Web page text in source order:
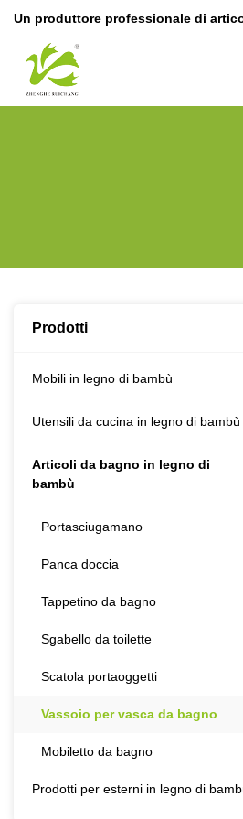
Un produttore professionale di
Prodotti
Mobili in legno di bambù
Utensili da cucina in legno di bambù
Articoli da bagno in legno di
bambù
Portasciugamano
Panca doccia
Tappetino da bagno
Sgabello da toilette
Scatola portaoggetti
Vassoio per vasca da bagno
Mobiletto da bagno
Prodotti per esterni in legno di